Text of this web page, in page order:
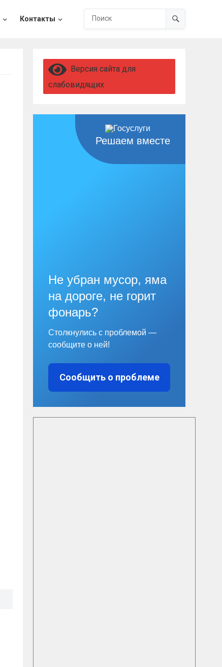
Контакты
Версия сайта для
слабовидящих
Решаем вместе
Не убран мусор, яма
на дороге, не горит
фонарь?
Столкнулись с проблемой —
сообщите о ней!
Сообщить о проблеме